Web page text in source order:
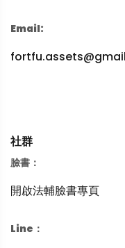
Email:
社群
臉書：
開啟法輔臉書專頁
Line：